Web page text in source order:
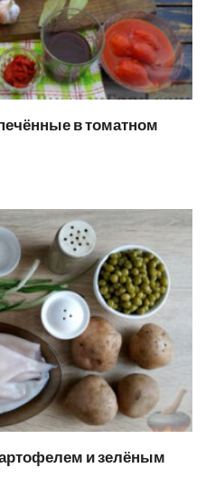
в томатном
и зелёным